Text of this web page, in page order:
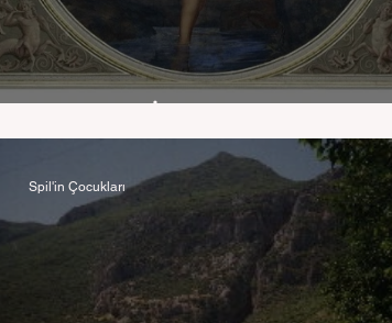
Tantalos İşkencesi
Spil'in Çocukları